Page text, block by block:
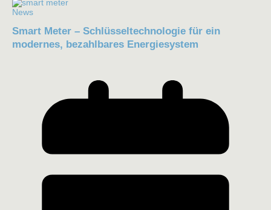
News
Smart Meter – Schlüsseltechnologie für ein
modernes, bezahlbares Energiesystem